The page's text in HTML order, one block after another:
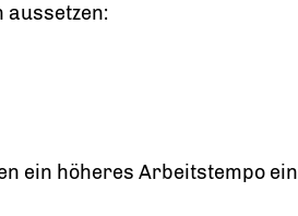
aussetzen:
ein höheres Arbeitstempo